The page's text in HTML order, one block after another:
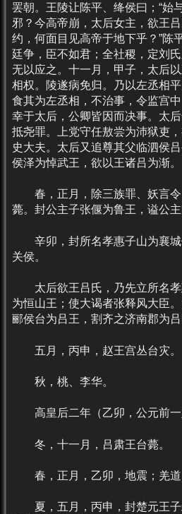
罢朝。王陵让陈平、绛侯曰；“始
邪？今高帝崩，太后女主，欲王
约，何面目见高帝于地下乎？”陈
廷争，臣不如君；全社稷，定刘
无以应之。十一月，甲子，太后
相权。陵遂病免归。乃以左丞相
食其为左丞相，不治事，令监宫
幸于太后，公卿皆因而决事。太
抵尧罪。上党守任敖尝为沛狱吏
史大夫。太后又追尊其父临泗侯
侯泽为悼武王，欲以王诸吕为渐。
春，正月，除三族罪、妖言令
薨。封公主子张偃为鲁王，谥公主
辛卯，封所名孝惠子山为襄城
关侯。
太后欲王吕氏，乃先立所名孝
为恒山王；使大谒者张释风大臣
郦侯台为吕王，割齐之济南郡为吕
五月，丙申，赵王宫丛台灾。
秋，桃、李华。
高皇后二年（乙卯，公元前一
冬，十一月，吕肃王台薨。
春，正月，乙卯，地震；羌道
夏，五月，丙申，封楚元王子